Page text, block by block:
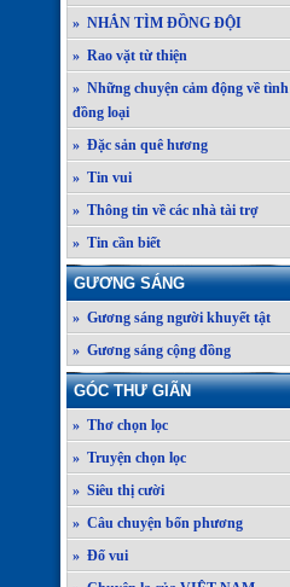
» NHẮN TÌM ĐỒNG ĐỘI
» Rao vặt từ thiện
» Những chuyện cảm động về tình
đồng loại
» Đặc sản quê hương
» Tin vui
» Thông tin về các nhà tài trợ
» Tin cần biết
GƯƠNG SÁNG
» Gương sáng người khuyết tật
» Gương sáng cộng đồng
GÓC THƯ GIÃN
» Thơ chọn lọc
» Truyện chọn lọc
» Siêu thị cười
» Câu chuyện bốn phương
» Đố vui